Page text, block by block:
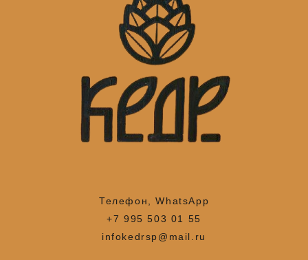
Телефон, WhatsApp
+7 995 503 01 55
infokedrsp@mail.ru